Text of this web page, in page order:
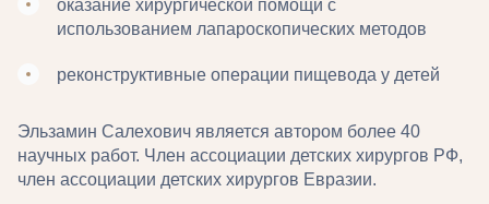
оказание хирургической помощи с
использованием лапароскопических методов
реконструктивные операции пищевода у детей
Эльзамин Салехович является автором более 40
научных работ. Член ассоциации детских хирургов РФ,
член ассоциации детских хирургов Евразии.